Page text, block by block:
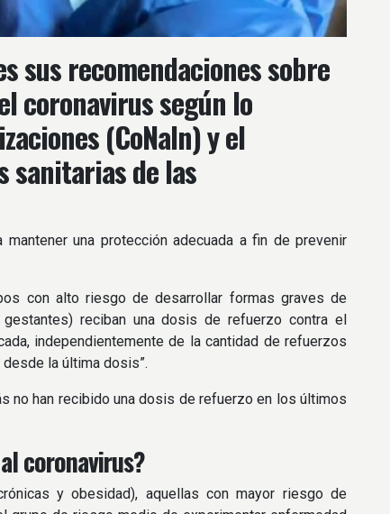
sus recomendaciones sobre
coronavirus según lo
(CoNaIn) y el
sanitarias de las
una protección adecuada a fin de prevenir
con alto riesgo de desarrollar formas graves de
reciban una dosis de refuerzo contra el
independientemente de la cantidad de refuerzos
la última dosis”.
no han recibido una dosis de refuerzo en los últimos
coronavirus?
y obesidad), aquellas con mayor riesgo de